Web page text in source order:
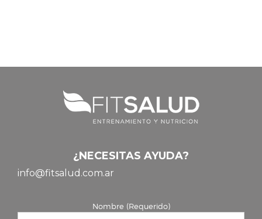
¿NECESITAS AYUDA?
info@fitsalud.com.ar
Nombre (Requerido)